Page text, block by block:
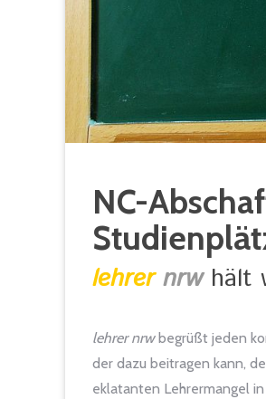
NC-
lehrernrw hält
lehrer nrwbegrüßt jeden
der dazu beitragen kann,
eklatanten Lehrermangel